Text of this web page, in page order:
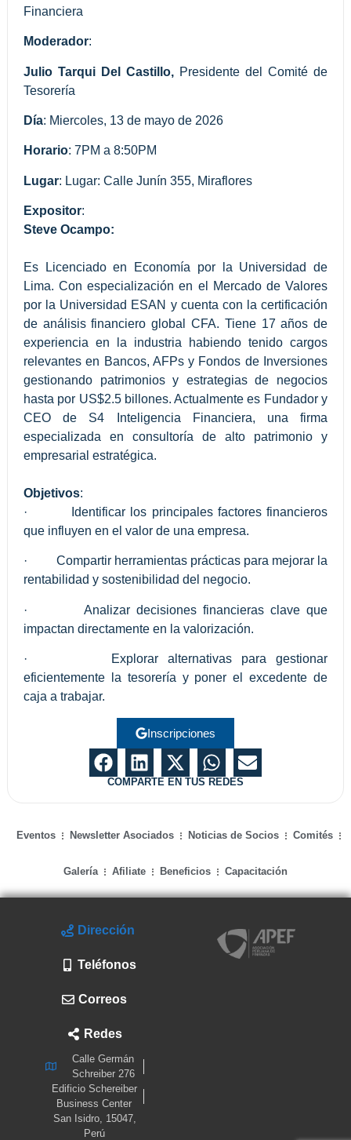
Financiera
Moderador:
Julio Tarqui Del Castillo, Presidente del Comité de
Tesorería
Día: Miercoles, 13 de mayo de 2026
Horario: 7PM a 8:50PM
Lugar: Lugar: Calle Junín 355, Miraflores
Expositor:
Steve Ocampo:
Es Licenciado en Economía por la Universidad de
Lima. Con especialización en el Mercado de Valores
por la Universidad ESAN y cuenta con la certificación
de análisis financiero global CFA. Tiene 17 años de
experiencia en la industria habiendo tenido cargos
relevantes en Bancos, AFPs y Fondos de Inversiones
gestionando patrimonios y estrategias de negocios
hasta por US$2.5 billones. Actualmente es Fundador y
CEO de S4 Inteligencia Financiera, una firma
especializada en consultoría de alto patrimonio y
empresarial estratégica.
Objetivos:
· Identificar los principales factores financieros
que influyen en el valor de una empresa.
· Compartir herramientas prácticas para mejorar la
rentabilidad y sostenibilidad del negocio.
· Analizar decisiones financieras clave que
impactan directamente en la valorización.
· Explorar alternativas para gestionar
eficientemente la tesorería y poner el excedente de
caja a trabajar.
Inscripciones
COMPARTE EN TUS REDES
Eventos Newsletter Asociados Noticias de Socios Comités
Galería Afiliate Beneficios Capacitación
Dirección
Teléfonos
Correos
Redes
Calle Germán
Schreiber 276
Edificio Schereiber
Business Center
San Isidro, 15047,
Perú